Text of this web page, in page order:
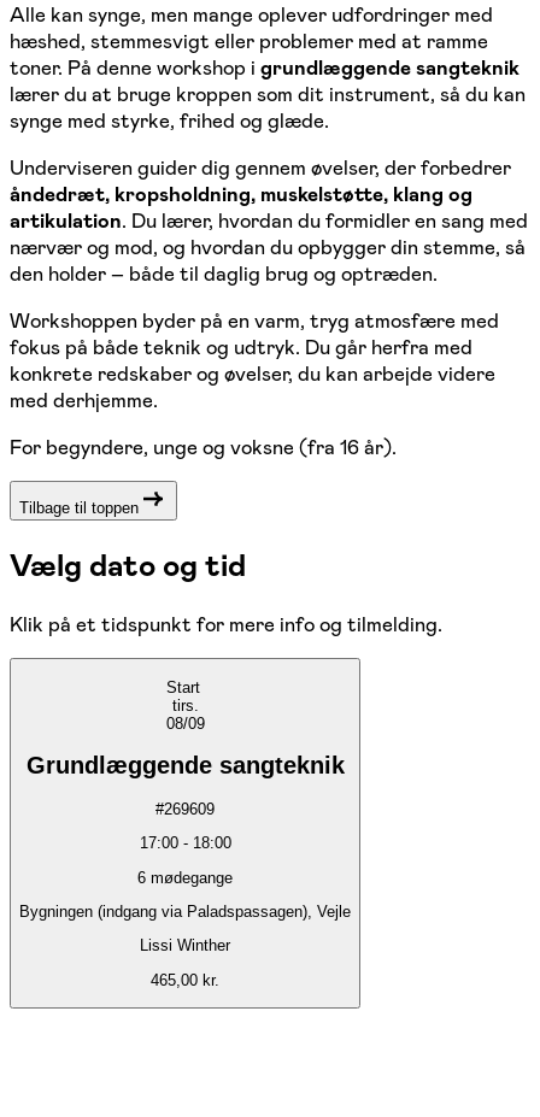
Alle kan synge, men mange oplever udfordringer med
hæshed, stemmesvigt eller problemer med at ramme
toner. På denne workshop i grundlæggende sangteknik
lærer du at bruge kroppen som dit instrument, så du kan
synge med styrke, frihed og glæde.
Underviseren guider dig gennem øvelser, der forbedrer
åndedræt, kropsholdning, muskelstøtte, klang og
artikulation. Du lærer, hvordan du formidler en sang med
nærvær og mod, og hvordan du opbygger din stemme, så
den holder – både til daglig brug og optræden.
Workshoppen byder på en varm, tryg atmosfære med
fokus på både teknik og udtryk. Du går herfra med
konkrete redskaber og øvelser, du kan arbejde videre
med derhjemme.
For begyndere, unge og voksne (fra 16 år).
Tilbage til toppen
Vælg dato og tid
Klik på et tidspunkt for mere info og tilmelding.
Start
tirs.
08/09
Grundlæggende sangteknik
#269609
17:00- 18:00
6 mødegange
Bygningen (indgang via Paladspassagen), Vejle
Lissi Winther
465,00 kr.